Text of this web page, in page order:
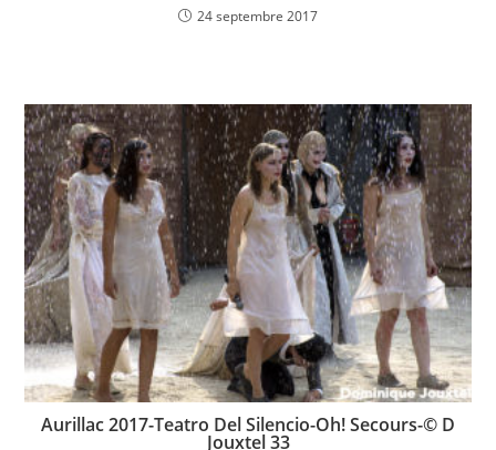
24 septembre 2017
Aurillac 2017-Teatro Del Silencio-Oh! Secours-© D
Jouxtel 33